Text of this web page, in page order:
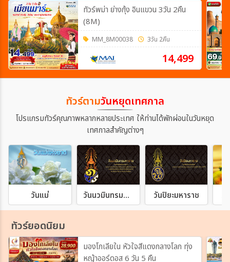
ทัวร์พม่า ย่างกุ้ง อินแขวน 3วัน 2คืน
(8M)
MM_8M00038 3วัน 2คืน
14,499
ทัวร์ตามวันหยุดเทศกาล
โปรแกรมทัวร์คุณภาพหลากหลายประเทศ ให้ท่านได้พักผ่อนในวันหยุด
เทศกาลสำคัญต่างๆ
วันแม่ วันนวมินทรมหาราช วันปิยะมหาราช
ทัวร์ยอดนิยม
มองโกเลียใน หัวใจสีแดงกลางโลก ทุ่ง
หญ้าออร์ดอส 6 วัน 5 คืน